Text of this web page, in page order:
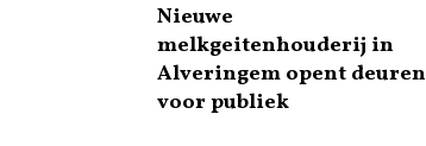
Nieuwe
melkgeitenhouderij in
Alveringem opent deuren
voor publiek